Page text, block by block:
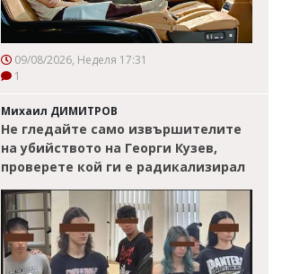
09/08/2026, Неделя 17:31
1
Михаил ДИМИТРОВ
Не гледайте само извършителите
на убийството на Георги Кузев,
проверете кой ги е радикализирал